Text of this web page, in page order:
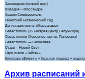
"Акватория"
Архив расписаний